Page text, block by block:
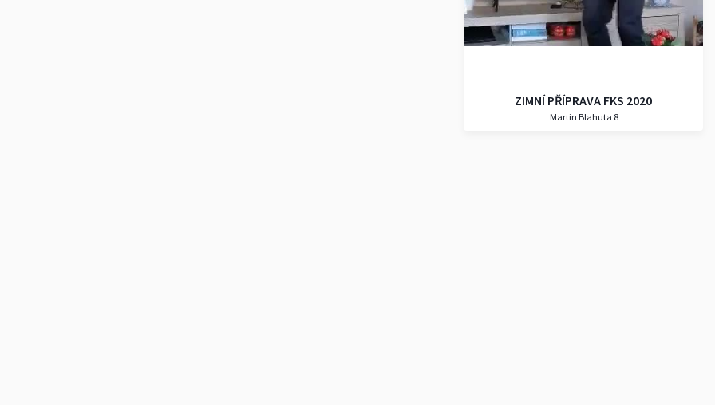
ZIMNÍ PŘÍPRAVA FKS 2020
Martin Blahuta 8